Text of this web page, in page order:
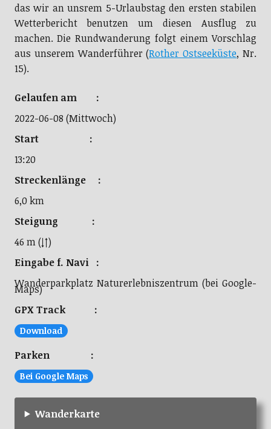
das wir an unsrem 5-Urlaubstag den ersten stabilen
Wetterbericht benutzen um diesen Ausflug zu
machen. Die Rundwanderung folgt einem Vorschlag
aus unserem Wanderführer (Rother Ostseeküste, Nr.
15).
Gelaufen am :
2022-06-08 (Mittwoch)
Start :
13:20
Streckenlänge :
6,0 km
Steigung :
46 m (↓↑)
Eingabe f. Navi :
Wanderparkplatz Naturerlebniszentrum (bei Google-
Maps)
GPX Track :
Download
Parken :
Bei Google Maps
Wanderkarte